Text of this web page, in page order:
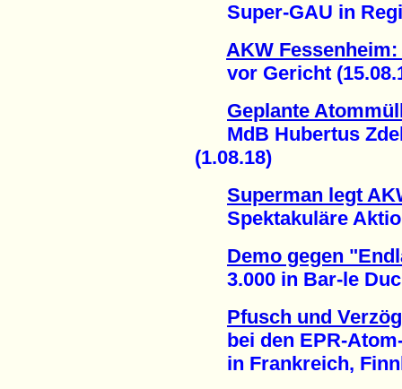
Super-GAU in
AKW
vor Gericht
Geplante
MdB Hubertus
(1.08.18)
Superman legt
Spektakuläre
Demo gegen
3.000 in Bar-le Duc
Pfusch und
bei den EPR-
in Frankreich,